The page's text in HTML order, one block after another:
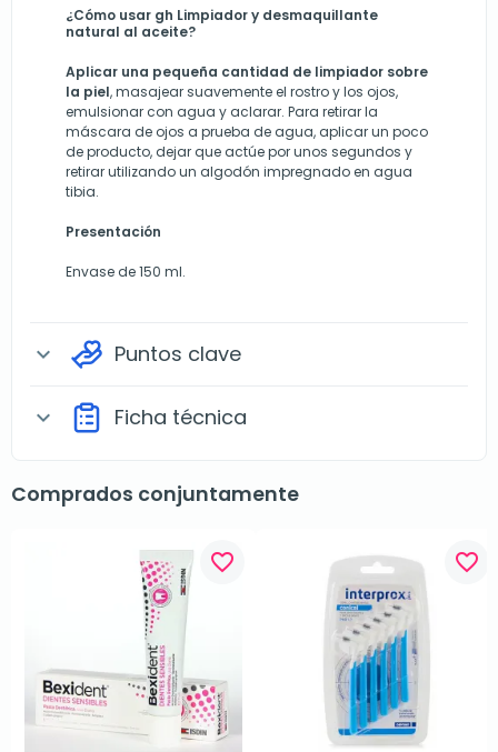
¿Cómo usar gh Limpiador y desmaquillante
natural al aceite?
Aplicar una pequeña cantidad de limpiador sobre
la piel, masajear suavemente el rostro y los ojos,
emulsionar con agua y aclarar. Para retirar la
máscara de ojos a prueba de agua, aplicar un poco
de producto, dejar que actúe por unos segundos y
retirar utilizando un algodón impregnado en agua
tibia.
Presentación
Envase de 150 ml.
expand_more Puntos clave
expand_more Ficha técnica
Comprados conjuntamente
favorite_border favorite_border